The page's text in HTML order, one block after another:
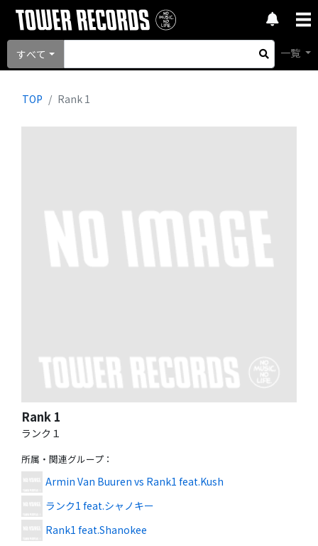
すべて 一覧
TOP Rank 1
Rank 1
ランク１
所属・関連グループ ：
Armin Van Buuren vs Rank1 feat.Kush
ランク1 feat.シャノキー
Rank1 feat.Shanokee